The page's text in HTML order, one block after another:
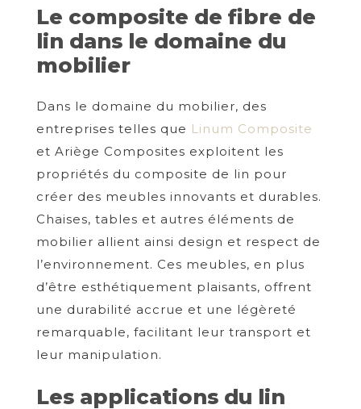
Le composite de fibre de
lin dans le domaine du
mobilier
Dans le domaine du mobilier, des
entreprises telles que Linum Composite
et Ariège Composites exploitent les
propriétés du composite de lin pour
créer des meubles innovants et durables.
Chaises, tables et autres éléments de
mobilier allient ainsi design et respect de
l’environnement. Ces meubles, en plus
d’être esthétiquement plaisants, offrent
une durabilité accrue et une légèreté
remarquable, facilitant leur transport et
leur manipulation.
Les applications du lin